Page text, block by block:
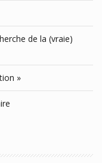
de la (vraie)
»